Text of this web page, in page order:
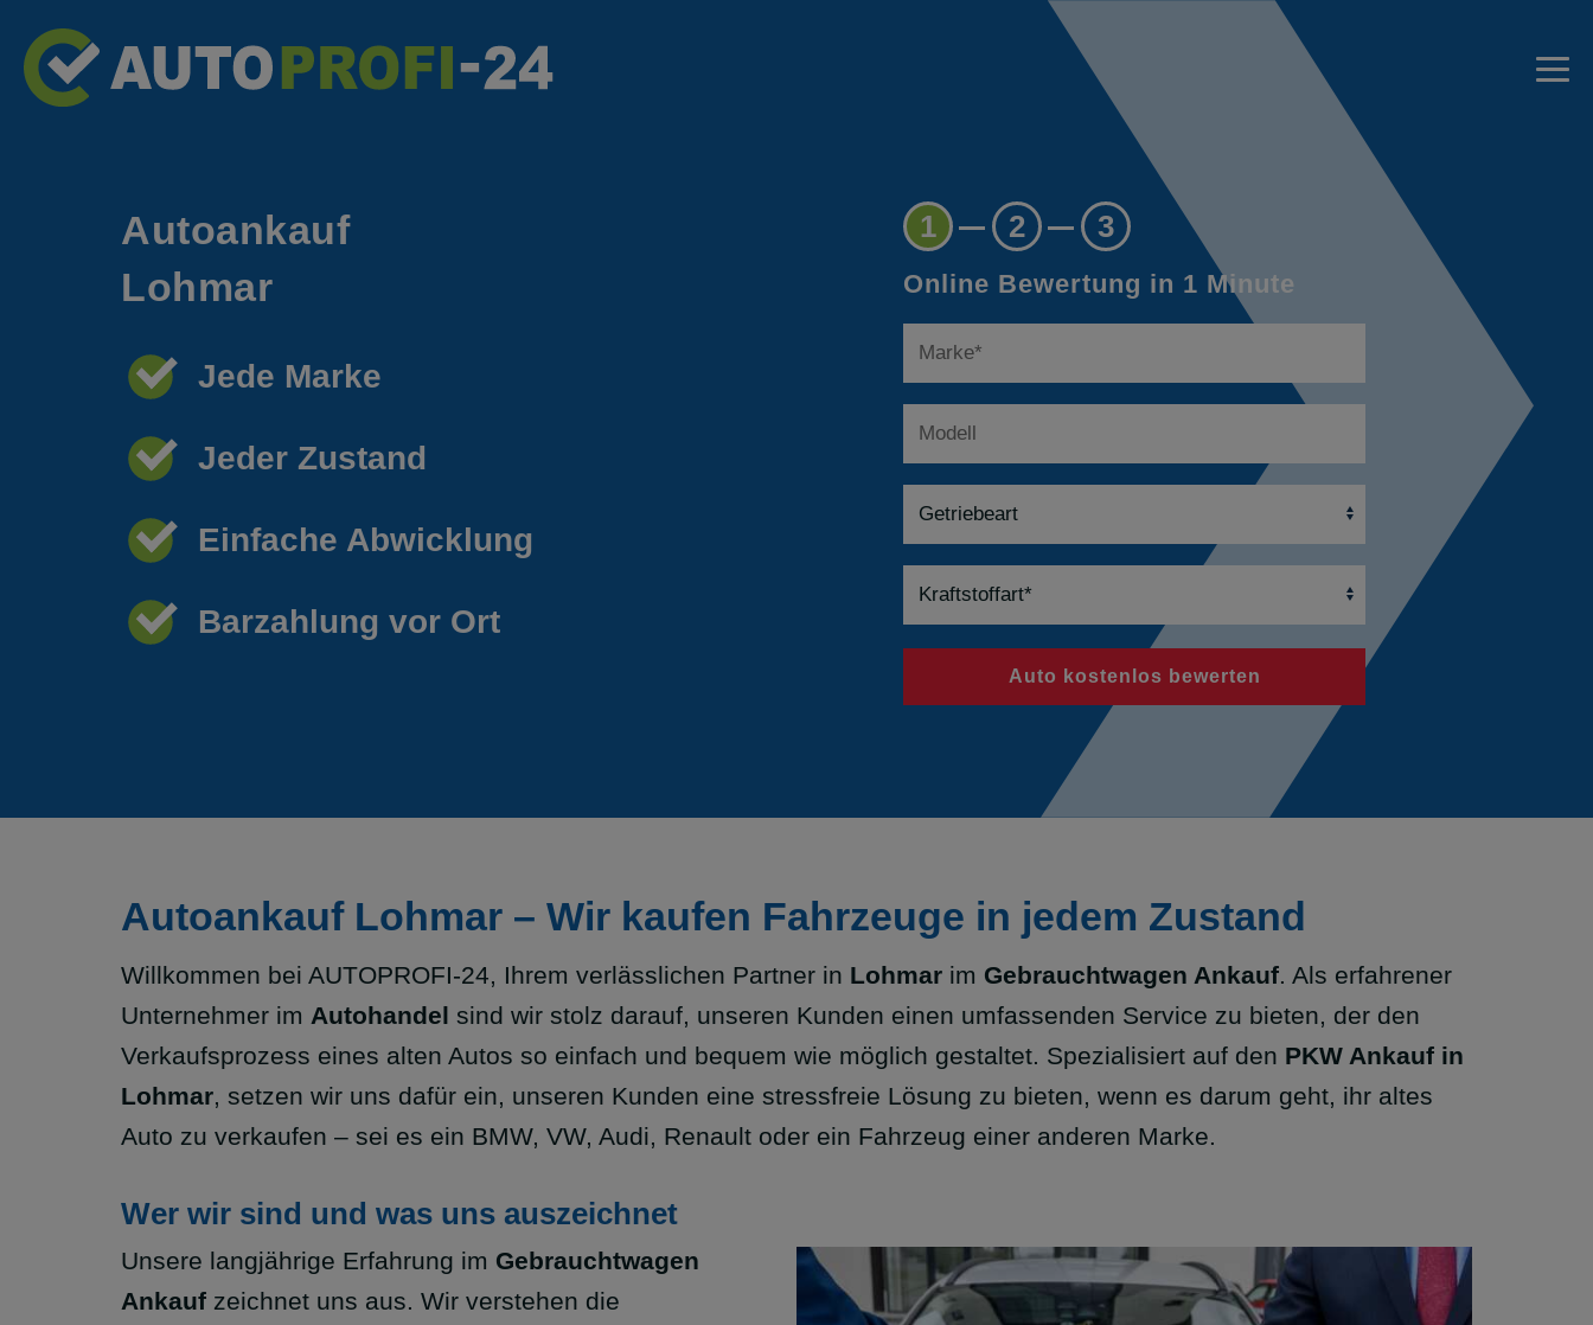
Autoankauf
Lohmar
Jede Marke
Jeder Zustand
Einfache Abwicklung
Barzahlung vor Ort
1 2 3
Online Bewertung in 1 Minute
Auto kostenlos bewerten
Autoankauf Lohmar – Wir kaufen Fahrzeuge in jedem Zustand
Willkommen bei AUTOPROFI-24, Ihrem verlässlichen Partner in Lohmar im Gebrauchtwagen Ankauf. Als erfahrener
Unternehmer im Autohandel sind wir stolz darauf, unseren Kunden einen umfassenden Service zu bieten, der den
Verkaufsprozess eines alten Autos so einfach und bequem wie möglich gestaltet. Spezialisiert auf den PKW Ankauf in
Lohmar, setzen wir uns dafür ein, unseren Kunden eine stressfreie Lösung zu bieten, wenn es darum geht, ihr altes
Auto zu verkaufen – sei es ein BMW, VW, Audi, Renault oder ein Fahrzeug einer anderen Marke.
Wer wir sind und was uns auszeichnet
Unsere langjährige Erfahrung im Gebrauchtwagen
Ankauf zeichnet uns aus. Wir verstehen die